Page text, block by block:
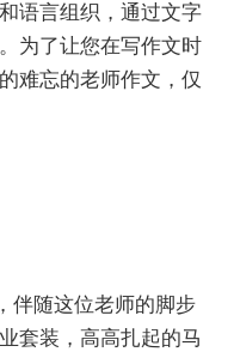
语言组织，通过文字
为了让您在写作文时
难忘的老师作文，仅
伴随这位老师的脚步
套装，高高扎起的马